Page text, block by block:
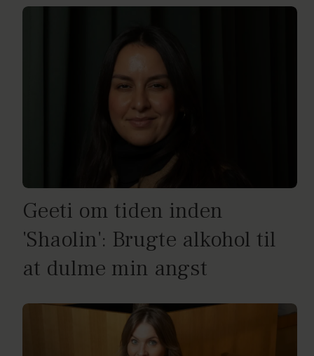
Geeti om tiden inden
'Shaolin': Brugte alkohol til
at dulme min angst